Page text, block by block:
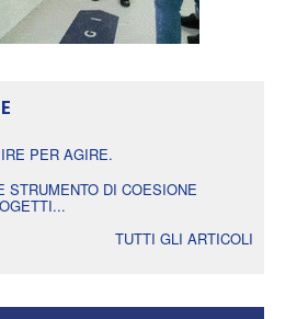
PER AGIRE.
STRUMENTO DI COESIONE
TUTTI GLI ARTICOLI